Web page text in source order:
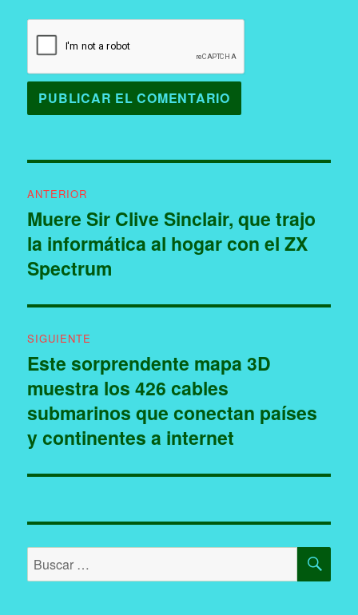
de
entradas
ANTERIOR
Entrada
anterior:
Muere Sir Clive Sinclair, que trajo
la informática al hogar con el ZX
Spectrum
SIGUIENTE
Entrada
siguiente:
Este sorprendente mapa 3D
muestra los 426 cables
submarinos que conectan países
y continentes a internet
Buscar
por: